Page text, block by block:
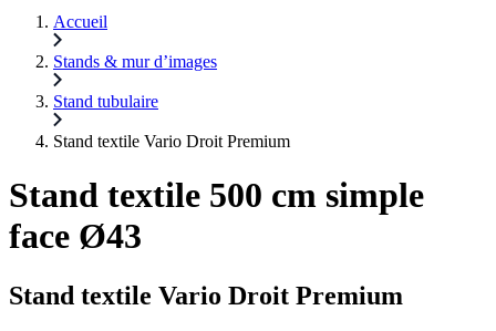
Accueil
Stands & mur d’images
Stand tubulaire​
Stand textile Vario Droit Premium
Stand textile 500 cm simple
face Ø43
Stand textile Vario Droit Premium